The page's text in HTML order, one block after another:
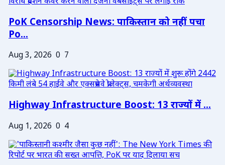
PoK Censorship News: पाकिस्तान को नहीं पचा
Po...
Aug 3, 2026 0 7
Highway Infrastructure Boost: 13 राज्यों में ...
Aug 1, 2026 0 4